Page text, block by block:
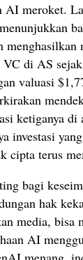
AI meroket.
di AS
valuasi
ketiganya
investasi
cipta terus
bagi
hak
media, bisa
AI